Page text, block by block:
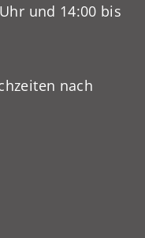
und 14:00 bis
nach